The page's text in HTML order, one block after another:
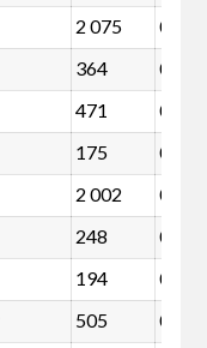
2 075 0,4
364 0,1
471 0,1
175 0,0
2 002 0,3
248 0,0
194 0,0
505 0,1